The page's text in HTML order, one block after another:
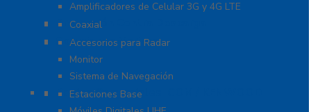
Amplificadores de Celular 3G y 4G LTE
Protección Contra Descarga
Coaxial
Soluciones Marinas
Accesorios para Radar
Monitor
Sistema de Navegación
Radios Comerciales ICOM / KENWOOD
Estaciones Base